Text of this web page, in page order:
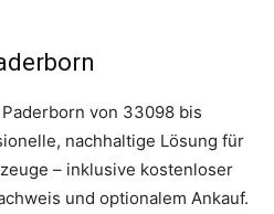
von 33098 bis
nachhaltige Lösung für
– inklusive kostenloser
und optionalem Ankauf.